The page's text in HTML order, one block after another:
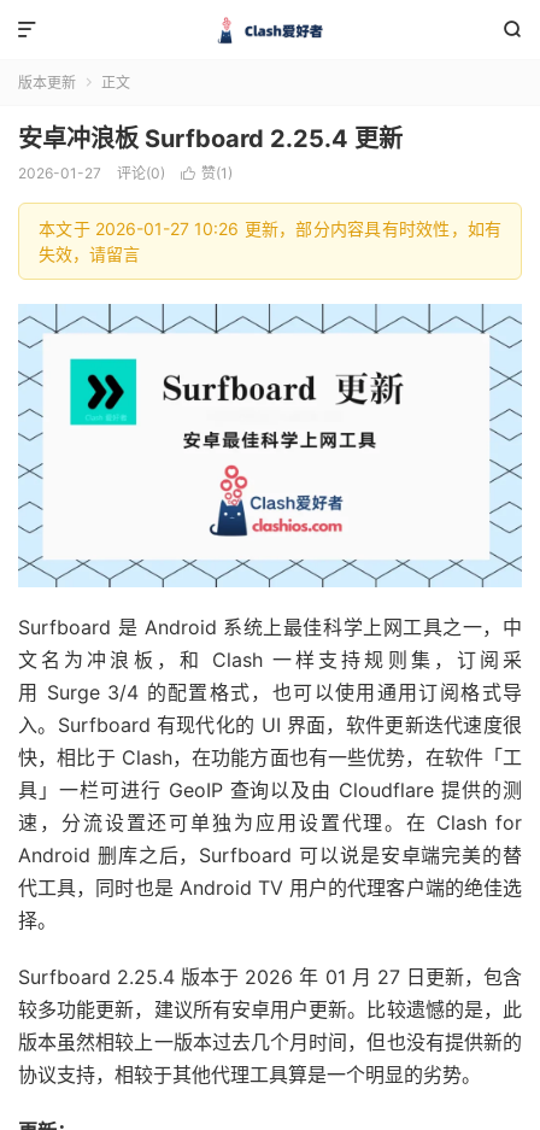


版本更新  正文
安卓冲浪板 Surfboard 2.25.4 更新
2026-01-27 评论(0)  赞(1 )
本文于 2026-01-27 10:26 更新，部分内容具有时效性，如有
失效，请留言
Surfboard 是 Android 系统上最佳科学上网工具之一，中
文名为冲浪板，和 Clash 一样支持规则集，订阅采
用 Surge 3/4 的配置格式，也可以使用通用订阅格式导
入。Surfboard 有现代化的 UI 界面，软件更新迭代速度很
快，相比于 Clash，在功能方面也有一些优势，在软件「工
具」一栏可进行 GeoIP 查询以及由 Cloudflare 提供的测
速，分流设置还可单独为应用设置代理。在 Clash for
Android 删库之后，Surfboard 可以说是安卓端完美的替
代工具，同时也是 Android TV 用户的代理客户端的绝佳选
择。
Surfboard 2.25.4 版本于 2026 年 01 月 27 日更新，包含
较多功能更新，建议所有安卓用户更新。比较遗憾的是，此
版本虽然相较上一版本过去几个月时间，但也没有提供新的
协议支持，相较于其他代理工具算是一个明显的劣势。